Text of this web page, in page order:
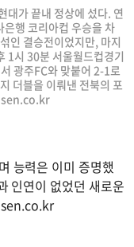
대가 끝내 정상에 섰다. 연
행 코리아컵 우승을 차
인 결승전이었지만, 마지
1시 30분 서울월드컵경기
광주FC와 맞붙어 2-1로
더블을 이뤄낸 전북의 포
능력은 이미 증명했
인연이 없었던 새로운